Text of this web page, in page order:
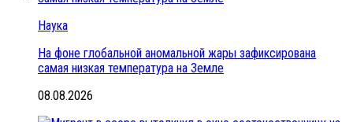
Наука
На фоне глобальной аномальной жары зафиксирована
самая низкая температура на Земле
08.08.2026